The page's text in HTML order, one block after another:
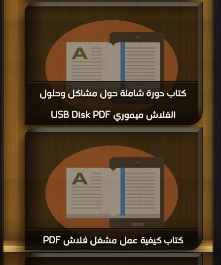
قراءة و تحميل كتاب كتاب مجموعة دروس في الفلاش ام اكس PDF مجانا | مكتبة >
كتب في تحميل| التحميل : مرة/مرات
كتاب دورة شاملة حول مشاكل وحلول
الفلاش ميموري USB Disk PDF
قراءة و تحميل كتاب كتاب دورة شاملة حول مشاكل وحلول الفلاش ميموري USB
كتب في
كتاب كيفية عمل مشغل فلاش PDF
قراءة و تحميل كتاب كتاب كيفية عمل مشغل فلاش PDF مجانا | مكتبة >
كتب في